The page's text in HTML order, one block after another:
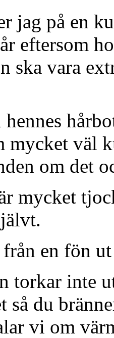
jag på en
eftersom
ska vara
mycket väl
om det
mycket
från en
torkar inte
så du
vi om